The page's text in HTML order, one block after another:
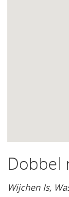
Dobbel
Wijchen Is,